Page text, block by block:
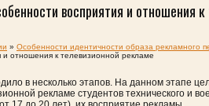
восприятия и отношения
» Особенности идентичности образа рекламного
и отношения к телевизионной рекламе
в несколько этапов. На данном этапе
рекламе студентов технического и